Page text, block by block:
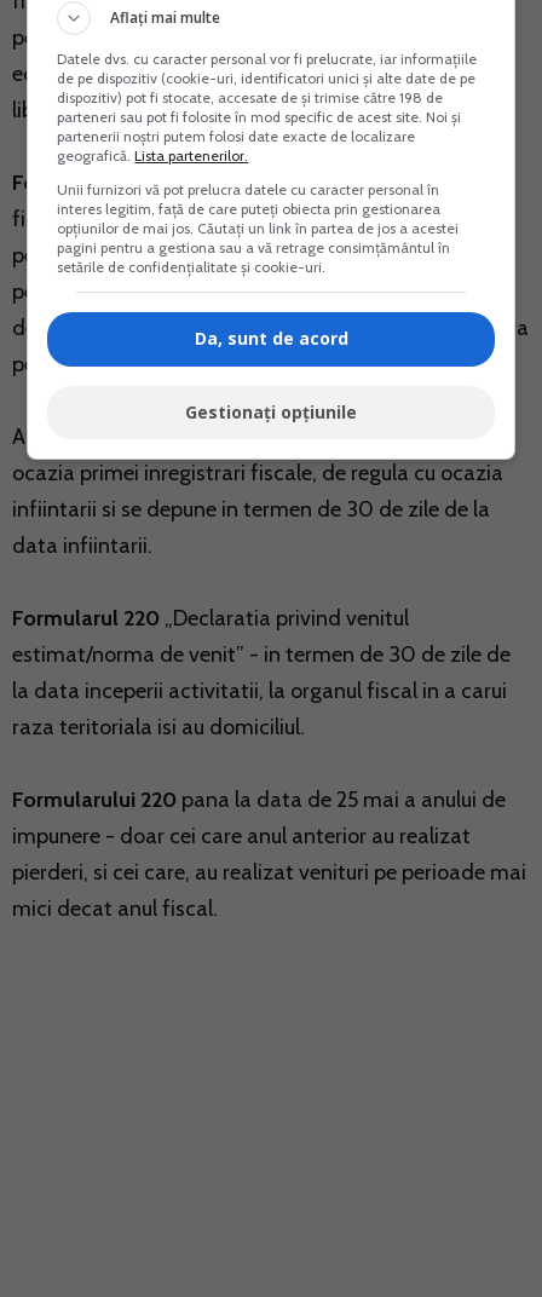
pentru persoanele fizice care desfasoara activitati
economice in mod independent sau exercita profesii
libere”.
Formularul 010,,Declaratie de inregistrare
fiscala/Declaratie de mentiuni/Declaratie de radiere
pentru persoane juridice, asocieri si alte entitati fara
personalitate juridica” - daca activitatea se
desfasoara in cadrul unor asocieri sau alte entitati fara
personalitate juridica.
Atentie! Declaratia de inregistrare se completeaza cu
ocazia primei inregistrari fiscale, de regula cu ocazia
infiintarii si se depune in termen de 30 de zile de la
data infiintarii.
Formularul 220 „Declaratia privind venitul
estimat/norma de venit” - in termen de 30 de zile de
la data inceperii activitatii, la organul fiscal in a carui
raza teritoriala isi au domiciliul.
Formularului 220 pana la data de 25 mai a anului de
impunere - doar cei care anul anterior au realizat
pierderi, si cei care, au realizat venituri pe perioade mai
mici decat anul fiscal.
Aflați mai multe
Datele dvs. cu caracter personal vor fi prelucrate, iar informațiile
de pe dispozitiv (cookie-uri, identificatori unici și alte date de pe
dispozitiv) pot fi stocate, accesate de și trimise către 198 de
parteneri sau pot fi folosite în mod specific de acest site. Noi și
partenerii noștri putem folosi date exacte de localizare
geografică.Lista partenerilor.
Unii furnizori vă pot prelucra datele cu caracter personal în
interes legitim, față de care puteți obiecta prin gestionarea
opțiunilor de mai jos. Căutați un link în partea de jos a acestei
pagini pentru a gestiona sau a vă retrage consimțământul în
setările de confidențialitate și cookie-uri.
Da, sunt de acord
Gestionați opțiunile